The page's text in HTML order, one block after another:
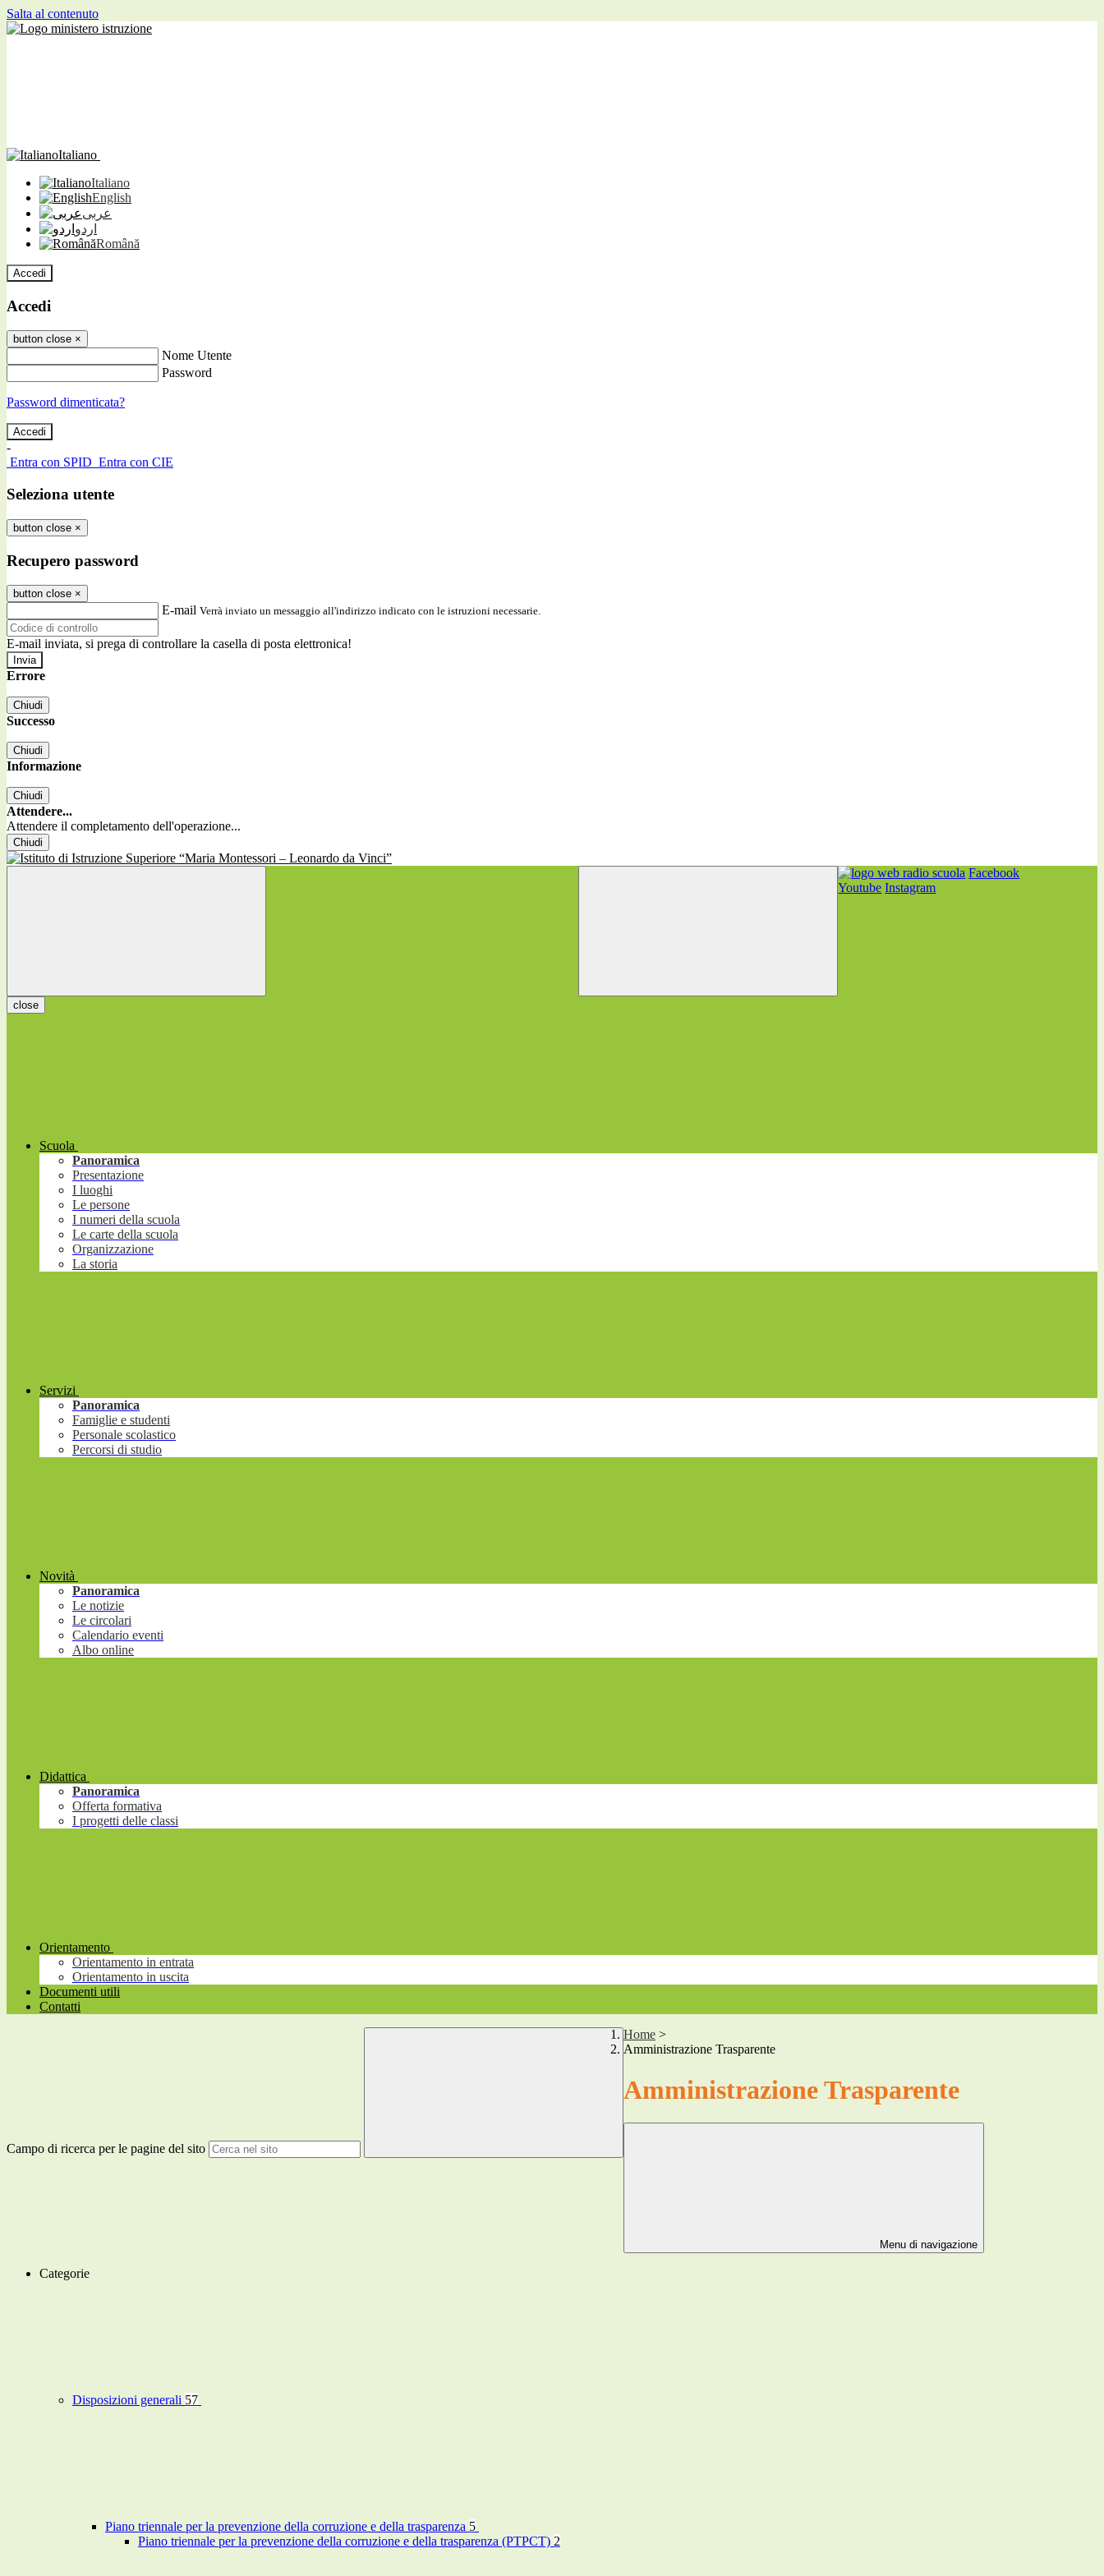
Salta al contenuto
Italiano
Italiano
English
عربى
اردو
Română
Accedi
Accedi
button close ×
Nome Utente
Password
Password dimenticata?
-
Entra con SPID Entra con CIE
Seleziona utente
button close ×
Recupero password
button close ×
E-mail Verrà inviato un messaggio all'indirizzo indicato con le istruzioni necessarie.
E-mail inviata, si prega di controllare la casella di posta elettronica!
Errore
Chiudi
Successo
Chiudi
Informazione
Chiudi
Attendere...
Attendere il completamento dell'operazione...
Chiudi
Facebook
Youtube Instagram
close
Scuola
Panoramica
Presentazione
I luoghi
Le persone
I numeri della scuola
Le carte della scuola
Organizzazione
La storia
Servizi
Panoramica
Famiglie e studenti
Personale scolastico
Percorsi di studio
Novità
Panoramica
Le notizie
Le circolari
Calendario eventi
Albo online
Didattica
Panoramica
Offerta formativa
I progetti delle classi
Orientamento
Orientamento in entrata
Orientamento in uscita
Documenti utili
Contatti
Campo di ricerca per le pagine del sito
Home >
Amministrazione Trasparente
Amministrazione Trasparente
Menu di navigazione
Categorie
Disposizioni generali 57
Piano triennale per la prevenzione della corruzione e della trasparenza 5
Piano triennale per la prevenzione della corruzione e della trasparenza (PTPCT) 2